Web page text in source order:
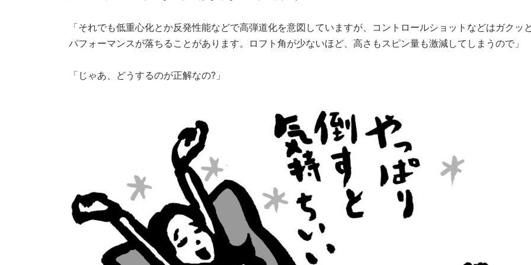
「それでも低重心化とか反発性能などで高弾道化を意図していますが、コントロールショットなどはガクッ
パフォーマンスが落ちることがあります。ロフト角が少ないほど、高さもスピン量も激減してしまうので」
「じゃあ、どうするのが正解なの?」